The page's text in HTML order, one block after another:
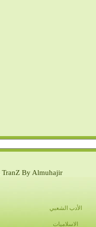
TranZ By Almuhajir
الأدب الشعبي
الاسلاميات